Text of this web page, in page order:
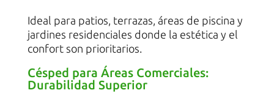
Ideal para patios, terrazas, áreas de piscina y
jardines residenciales donde la estética y el
confort son prioritarios.
Césped para Áreas Comerciales:
Durabilidad Superior